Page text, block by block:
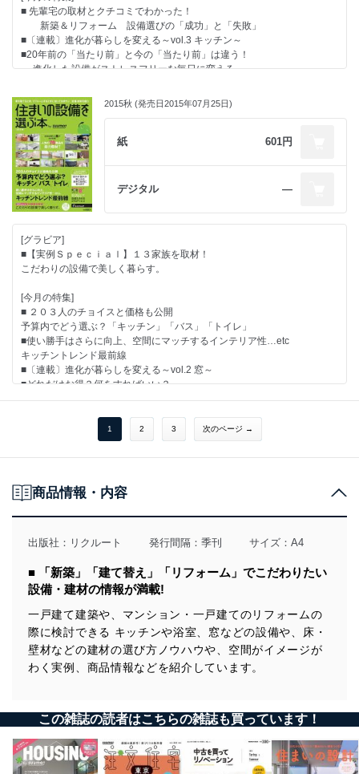
■ 先輩宅の取材とクチコミでわかった！
新築＆リフォーム 設備選びの「成功」と「失敗」
■〔連載〕進化が暮らしを変える～vol.3 キッチン～
■20年前の「当たり前」と今の「当たり前」は違う！
進化した設備がストレスフリーな毎日に変える
■104人にアンケート
省エネ＆エコ設備 「選んだ理由」と「おトク度」公開
■いつ・何をする？
〇×コメントでポイントがわかる サクサク進むダンドリ術教えます
■調べる、聞く、見る、触れる ベストな設備を選ぶ方法
●毎月光熱費・水道料金が断然オトクに！
「節電・節水・創エネ おサイフにやさしい設備・建材特集」
2015秋 (発売日2015年07月25日)
紙 601円
デジタル ―
[グラビア]
■【実例Ｓｐｅｃｉａｌ】１３家族を取材！
こだわりの設備で美しく暮らす。
[今月の特集]
■ ２０３人のチョイスと価格も公開
予算内でどう選ぶ？「キッチン」「バス」「トイレ」
■使い勝手はさらに向上、空間にマッチするインテリア性…etc
キッチントレンド最前線
■〔連載〕進化が暮らしを変える～vol.2 窓～
■どれだけお得？何をすればいい？
省エネ・創エネ・蓄エネの素朴な疑問に答えます
必見！カタログ使いこなし術
■成功・失敗のポイントがクチコミでわかる
設備を決めるＳＴＥＰ１・２・３
●毎月光熱費・水道料金が断然オトクに！
「省エネ・創エネ・蓄エネ 環境にやさしい設備・建材特集」
1 2 3 次のページ →
商品情報・内容
出版社： リクルート 発行間隔：季刊 サイズ：A4
■ 「新築」「建て替え」「リフォーム」でこだわりたい
設備・建材の情報が満載!
一戸建て建築や、マンション・一戸建てのリフォームの
際に検討できる キッチンや浴室、窓などの設備や、床・
壁材などの建材の選び方ノウハウや、空間がイメージが
わく実例、商品情報などを紹介しています。
この雑誌の読者はこちらの雑誌も買っています！